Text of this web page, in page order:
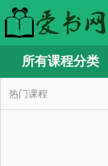
所有课程分类
热门课程